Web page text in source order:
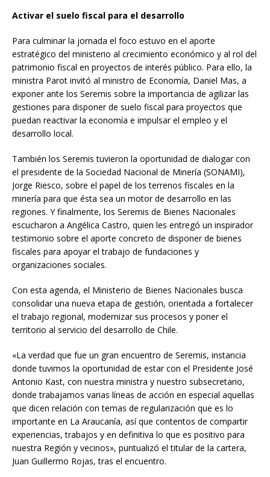
Activar el suelo fiscal para el desarrollo
Para culminar la jornada el foco estuvo en el aporte
estratégico del ministerio al crecimiento económico y al rol del
patrimonio fiscal en proyectos de interés público. Para ello, la
ministra Parot invitó al ministro de Economía, Daniel Mas, a
exponer ante los Seremis sobre la importancia de agilizar las
gestiones para disponer de suelo fiscal para proyectos que
puedan reactivar la economía e impulsar el empleo y el
desarrollo local.
También los Seremis tuvieron la oportunidad de dialogar con
el presidente de la Sociedad Nacional de Minería (SONAMI),
Jorge Riesco, sobre el papel de los terrenos fiscales en la
minería para que ésta sea un motor de desarrollo en las
regiones. Y finalmente, los Seremis de Bienes Nacionales
escucharon a Angélica Castro, quien les entregó un inspirador
testimonio sobre el aporte concreto de disponer de bienes
fiscales para apoyar el trabajo de fundaciones y
organizaciones sociales.
Con esta agenda, el Ministerio de Bienes Nacionales busca
consolidar una nueva etapa de gestión, orientada a fortalecer
el trabajo regional, modernizar sus procesos y poner el
territorio al servicio del desarrollo de Chile.
«La verdad que fue un gran encuentro de Seremis, instancia
donde tuvimos la oportunidad de estar con el Presidente José
Antonio Kast, con nuestra ministra y nuestro subsecretario,
donde trabajamos varias líneas de acción en especial aquellas
que dicen relación con temas de regularización que es lo
importante en La Araucanía, así que contentos de compartir
experiencias, trabajos y en definitiva lo que es positivo para
nuestra Región y vecinos», puntualizó el titular de la cartera,
Juan Guillermo Rojas, tras el encuentro.